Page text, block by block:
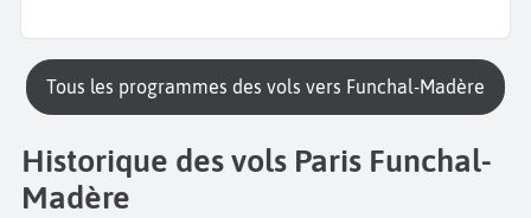
Tous les programmes des vols vers Funchal-Madère
Historique des vols Paris Funchal-
Madère